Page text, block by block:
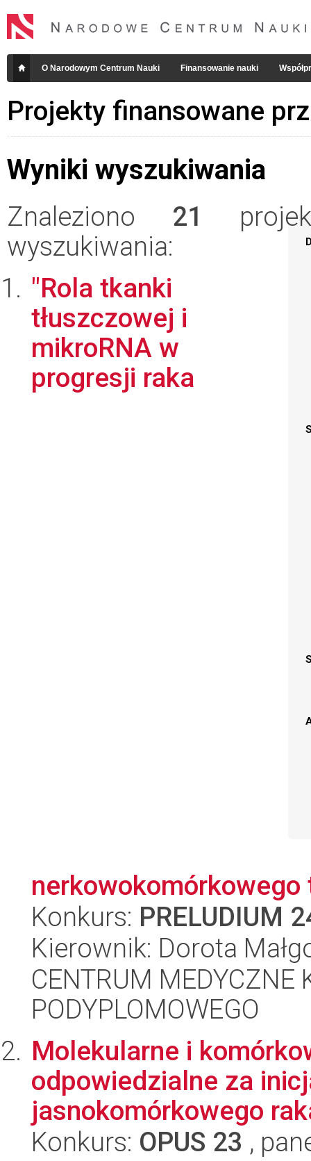
O Narodowym Centrum Nauki Finansowanie nauki
Projekty finansowane
Wyniki wyszukiwania
Znaleziono 21
wyszukiwania:
"Rola tkanki
tłuszczowej i
mikroRNA w
progresji raka
Konkurs: PRELUDIUM
Kierownik: Dorota
CENTRUM MEDYCZNE
PODYPLOMOWEGO
Molekularne i
odpowiedzialne za
jasnokomórkowego
Konkurs: OPUS 23 ,